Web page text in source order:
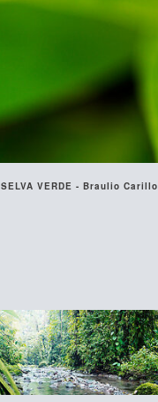
SELVA VERDE - Braulio Carillo